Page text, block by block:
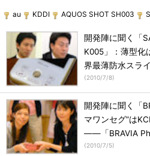
au KDDI AQUOS SHOT SH003
開発陣に聞く「
K005」：薄型
界最薄防水スラ
(2010/7/8)
開発陣に聞く「
マワンセグ”は
――「BRAVIA
(2010/7/5)